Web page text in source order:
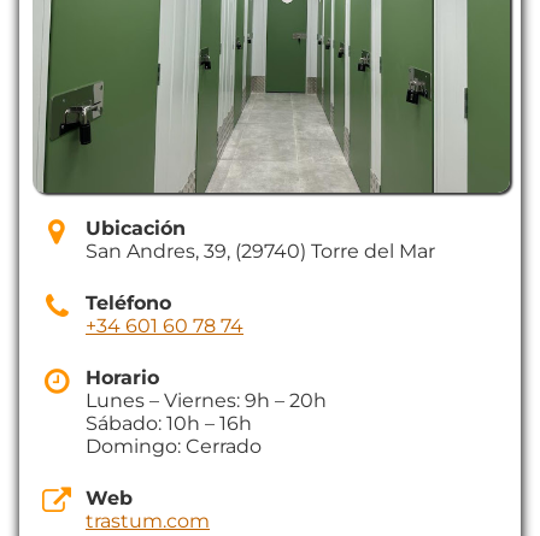
Ubicación
San Andres, 39, (29740) Torre del Mar
Teléfono
+34 601 60 78 74
Horario
Lunes – Viernes: 9h – 20h
Sábado: 10h – 16h
Domingo: Cerrado
Web
trastum.com